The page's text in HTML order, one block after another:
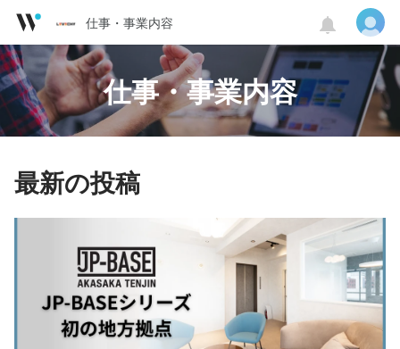
仕事・事業内容
仕事・事業内容
最新の投稿